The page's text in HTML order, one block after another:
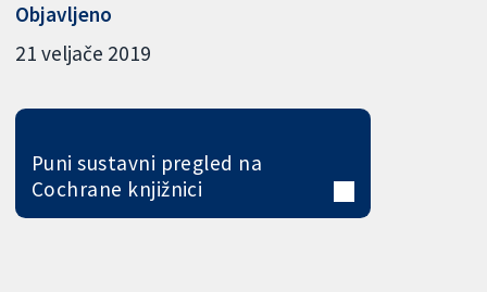
Objavljeno
21 veljače 2019
Puni sustavni pregled na
Cochrane knjižnici